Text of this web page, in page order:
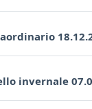
invernale